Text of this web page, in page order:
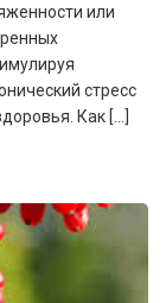
или
стресс
Как […]